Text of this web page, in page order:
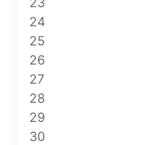
24
25
26
27
28
29
30